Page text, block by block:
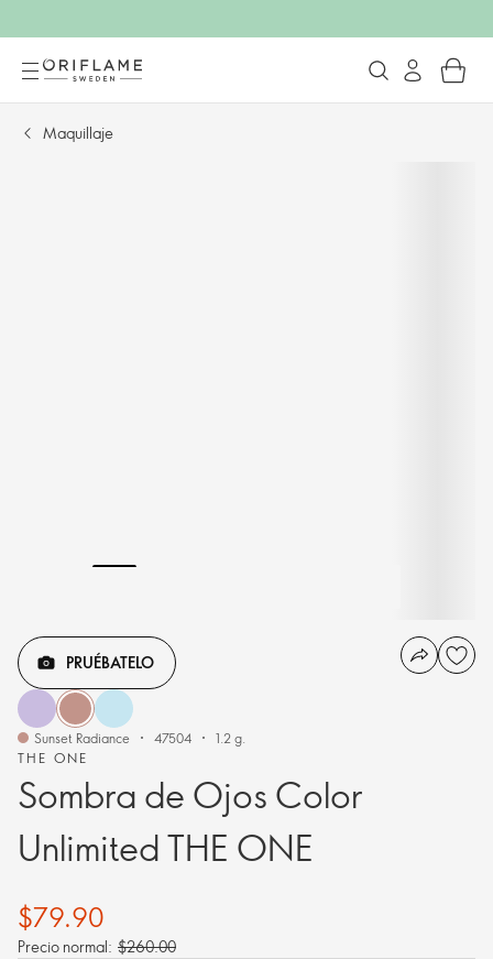
Maquillaje
THE ONE
Sombra de Ojos Color
Unlimited THE ONE
PRUÉBATELO
Sunset Radiance 47504 1.2 g.
$79.90
Precio normal: $260.00